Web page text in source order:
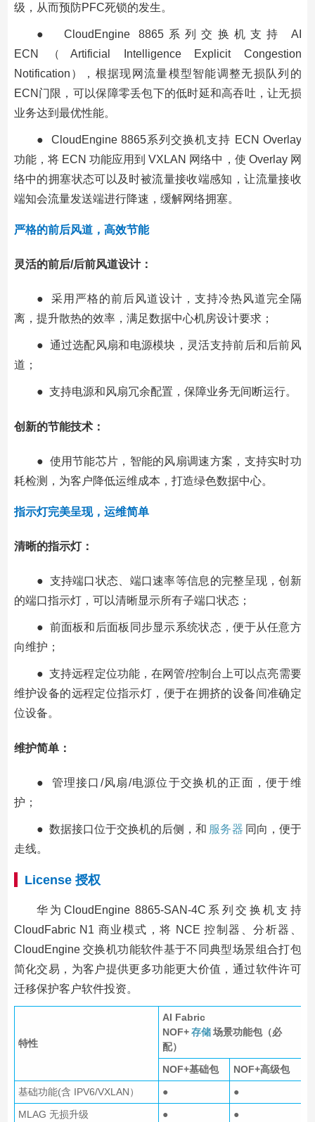
级，从而预防PFC死锁的发生。
● CloudEngine 8865系列交换机支持 AI
ECN（Artificial Intelligence Explicit Congestion
Notification），根据现网流量模型智能调整无损队列的
ECN门限，可以保障零丢包下的低时延和高吞吐，让无损
业务达到最优性能。
● CloudEngine 8865系列交换机支持 ECN Overlay
功能，将 ECN 功能应用到 VXLAN 网络中，使 Overlay 网
络中的拥塞状态可以及时被流量接收端感知，让流量接收
端知会流量发送端进行降速，缓解网络拥塞。
严格的前后风道，高效节能
灵活的前后/后前风道设计：
● 采用严格的前后风道设计，支持冷热风道完全隔
离，提升散热的效率，满足数据中心机房设计要求；
● 通过选配风扇和电源模块，灵活支持前后和后前风
道；
● 支持电源和风扇冗余配置，保障业务无间断运行。
创新的节能技术：
● 使用节能芯片，智能的风扇调速方案，支持实时功
耗检测，为客户降低运维成本，打造绿色数据中心。
指示灯完美呈现，运维简单
清晰的指示灯：
● 支持端口状态、端口速率等信息的完整呈现，创新
的端口指示灯，可以清晰显示所有子端口状态；
● 前面板和后面板同步显示系统状态，便于从任意方
向维护；
● 支持远程定位功能，在网管/控制台上可以点亮需要
维护设备的远程定位指示灯，便于在拥挤的设备间准确定
位设备。
维护简单：
● 管理接口/风扇/电源位于交换机的正面，便于维
护；
● 数据接口位于交换机的后侧，和 服务器 同向，便于
走线。
License 授权
华为CloudEngine 8865-SAN-4C系列交换机支持
CloudFabric N1 商业模式，将 NCE 控制器、分析器、
CloudEngine 交换机功能软件基于不同典型场景组合打包
简化交易，为客户提供更多功能更大价值，通过软件许可
迁移保护客户软件投资。
特性
AI Fabric
NOF+ 存储 场景功能包（必
配）
NOF+基础包
NOF+高级包
基础功能(含 IPV6/VXLAN）
●
●
MLAG 无损升级
● ●